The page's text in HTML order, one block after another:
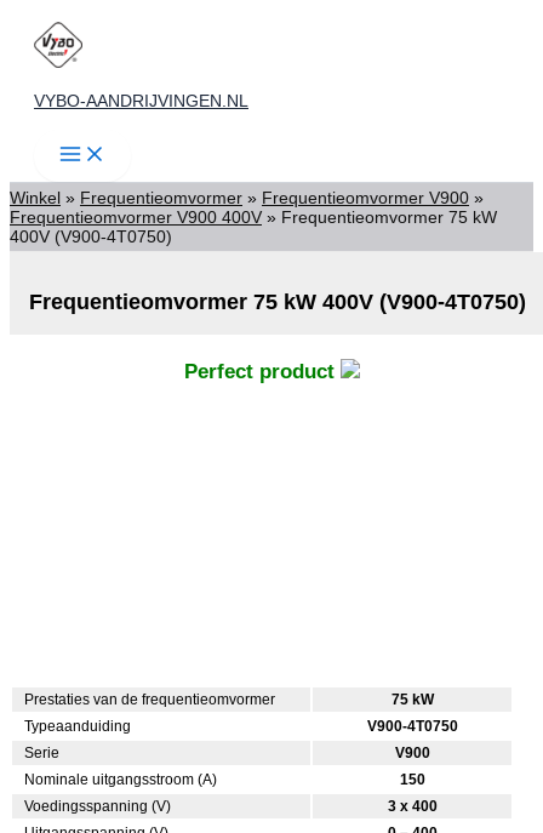
naar
VYBO-AANDRIJVINGEN.NL
Winkel » Frequentieomvormer » Frequentieomvormer V900 »
Frequentieomvormer V900 400V » Frequentieomvormer 75 kW
400V (V900-4T0750)
Frequentieomvormer 75 kW 400V (V900-4T0750)
Perfect product
Prestaties van de frequentieomvormer
75 kW
Typeaanduiding
V900-4T0750
Serie
V900
Nominale uitgangsstroom (A)
150
Voedingsspanning (V)
3 x 400